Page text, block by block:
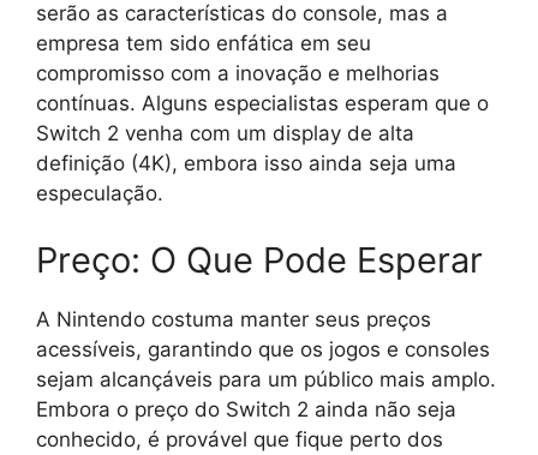
serão as características do console, mas a
empresa tem sido enfática em seu
compromisso com a inovação e melhorias
contínuas. Alguns especialistas esperam que o
Switch 2 venha com um display de alta
definição (4K), embora isso ainda seja uma
especulação.
Preço: O Que Pode Esperar
A Nintendo costuma manter seus preços
acessíveis, garantindo que os jogos e consoles
sejam alcançáveis para um público mais amplo.
Embora o preço do Switch 2 ainda não seja
conhecido, é provável que fique perto dos